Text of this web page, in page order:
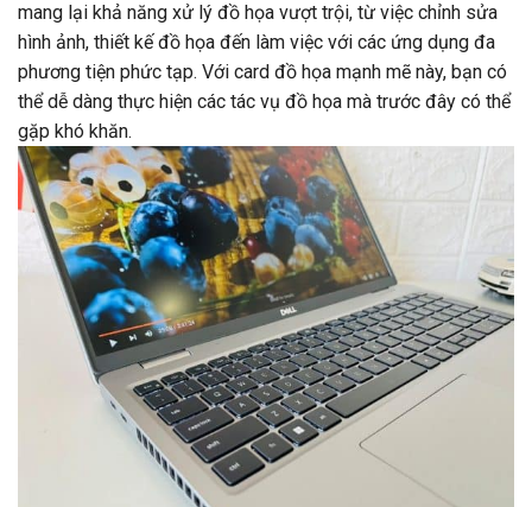
mang lại khả năng xử lý đồ họa vượt trội, từ việc chỉnh sửa
hình ảnh, thiết kế đồ họa đến làm việc với các ứng dụng đa
phương tiện phức tạp. Với card đồ họa mạnh mẽ này, bạn có
thể dễ dàng thực hiện các tác vụ đồ họa mà trước đây có thể
gặp khó khăn.